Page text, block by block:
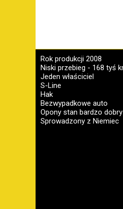
Rok produkcji 2008
Niski przebieg - 168 tyś
Jeden właściciel
S-Line
Hak
Bezwypadkowe auto
Opony stan bardzo
Sprowadzony z Niemiec